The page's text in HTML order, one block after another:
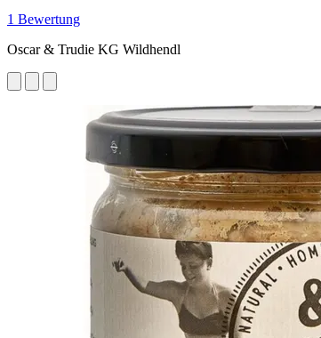
1 Bewertung
Oscar & Trudie KG Wildhendl